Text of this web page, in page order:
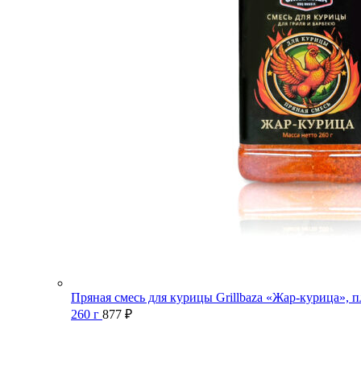
Пряная смесь для курицы Grillbaza «Жар-курица»,
260 г 877 ₽